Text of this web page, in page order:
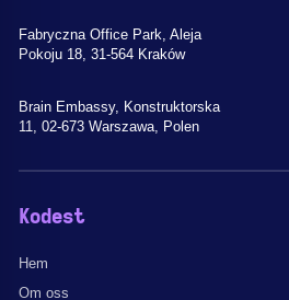
Fabryczna Office Park, Aleja
Pokoju 18, 31-564 Kraków
Brain Embassy, Konstruktorska
11, 02-673 Warszawa, Polen
Kodest
Hem
Om oss